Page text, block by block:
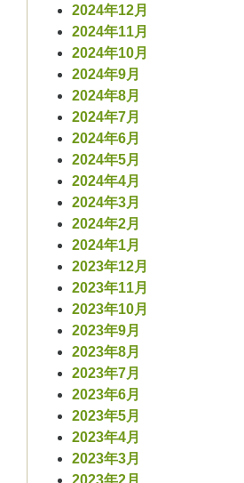
2024年12月
2024年11月
2024年10月
2024年9月
2024年8月
2024年7月
2024年6月
2024年5月
2024年4月
2024年3月
2024年2月
2024年1月
2023年12月
2023年11月
2023年10月
2023年9月
2023年8月
2023年7月
2023年6月
2023年5月
2023年4月
2023年3月
2023年2月